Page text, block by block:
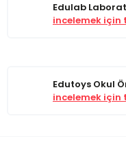
Edulab
incelemek için
Edutoys Okul
incelemek için